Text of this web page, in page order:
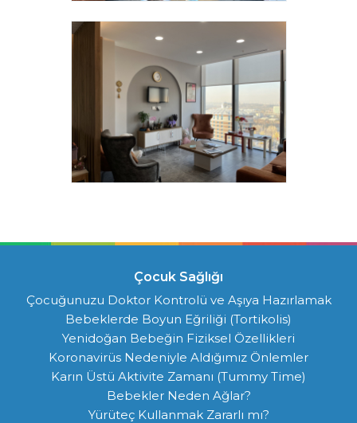
Çocuk Sağlığı
Çocuğunuzu Doktor Kontrolü ve Aşıya Hazırlamak
Bebeklerde Boyun Eğriliği (Tortikolis)
Yenidoğan Bebeğin Fiziksel Özellikleri
Koronavirüs Nedeniyle Aldığımız Önlemler
Karın Üstü Aktivite Zamanı (Tummy Time)
Bebekler Neden Ağlar?
Yürüteç Kullanmak Zararlı mı?